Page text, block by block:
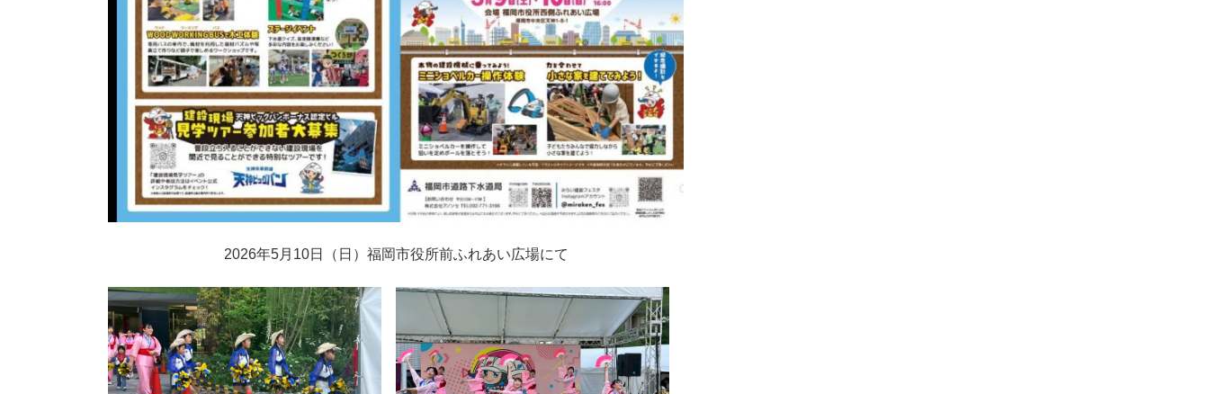
2026年5月10日（日）福岡市役所前ふれあい広場にて